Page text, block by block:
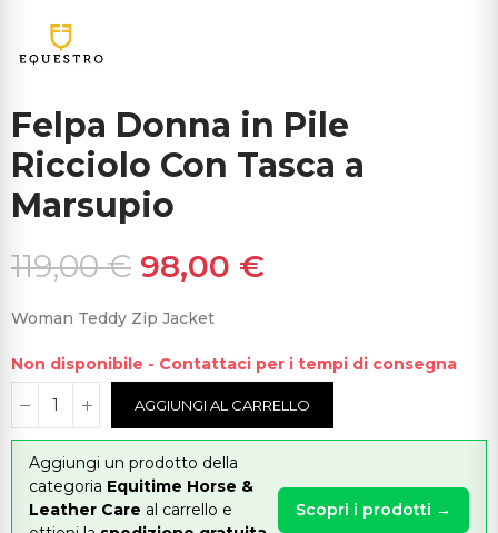
Felpa Donna in Pile
Ricciolo Con Tasca a
Marsupio
119,00 € 98,00 €
Woman Teddy Zip Jacket
Non disponibile - Contattaci per i tempi di consegna
AGGIUNGI AL CARRELLO
Aggiungi un prodotto della
categoria Equitime Horse &
Leather Care al carrello e
Scopri i prodotti →